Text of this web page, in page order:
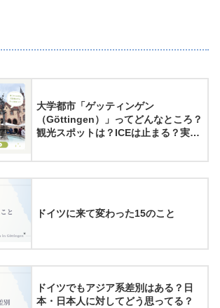
大学都市「ゲッティンゲン
（Göttingen）」ってどんなところ？
観光スポットは？ICEは止まる？実際
ンの魅力8選
ドイツに来て変わった15のこと
ドイツでもアジア系差別はある？日
本・日本人に対してどう思ってる？